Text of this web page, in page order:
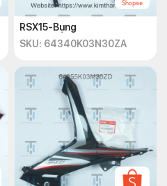
RSX15-Bụng
SKU: 64340K03N30ZA